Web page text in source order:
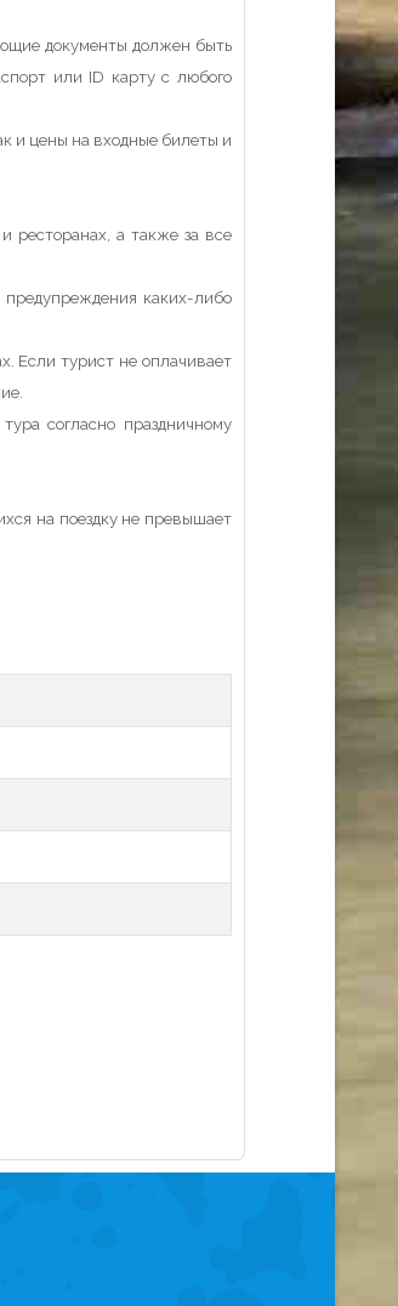
документы должен быть
или ID карту с любого
и цены на входные билеты и
ресторанах, а также за все
каких-либо
Если турист не оплачивает
согласно праздничному
на поездку не превышает